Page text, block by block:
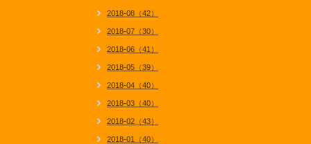
2018-08（42）
2018-07（30）
2018-06（41）
2018-05（39）
2018-04（40）
2018-03（40）
2018-02（43）
2018-01（40）